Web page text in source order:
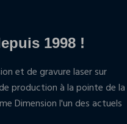
1998 !
et de gravure laser sur
production à la pointe de la
Dimension l'un des actuels